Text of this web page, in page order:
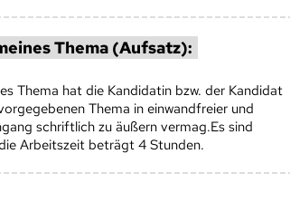
Thema (Aufsatz):
Thema hat die Kandidatin bzw. der Kandidat
Thema in einwandfreier und
schriftlich zu äußern vermag.Es sind
Arbeitszeit beträgt 4 Stunden.